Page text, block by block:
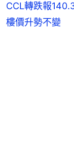
CCL轉跌報
樓價升勢不變